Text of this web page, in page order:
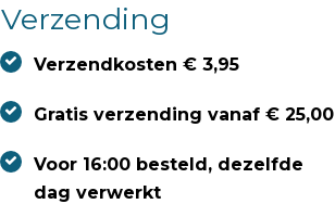
Verzending
Verzendkosten € 3,95
Gratis verzending vanaf € 25,00
Voor 16:00 besteld, dezelfde
dag verwerkt